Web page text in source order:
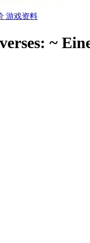
游戏资料
~